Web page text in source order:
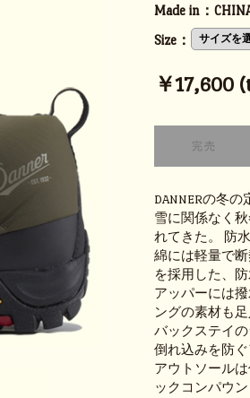
Made in：
Size：
￥17,600
DANNERの冬
雪に関係なく
れてきた。 防
綿には軽量で
を採用した、
アッパーには
ングの素材も
バックステイ
倒れ込みを防
アウトソール
ックコンパウ